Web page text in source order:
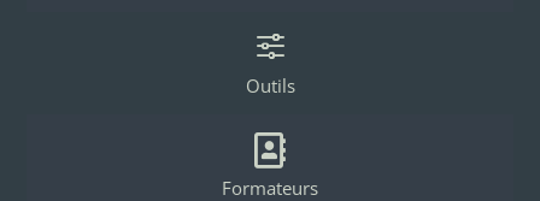
f
Outils

Formateurs